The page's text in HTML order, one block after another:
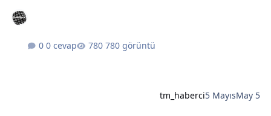
0 cevap 780 görüntü
tm_haberci5 MayısMay 5